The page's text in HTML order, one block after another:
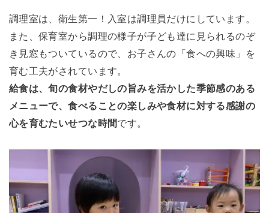
調理室は、衛生第一！入室は調理員だけにしています。
また、保育室から調理の様子が子ども達に見られるのぞ
き見窓もついているので、お子さんの「食への興味」を
育む工夫がされています。
給食は、旬の食材やだしの旨みを活かした季節感のある
メニューで、食べることの楽しみや食材に対する感謝の
心を育むたいせつな時間です。